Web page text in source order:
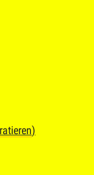
)